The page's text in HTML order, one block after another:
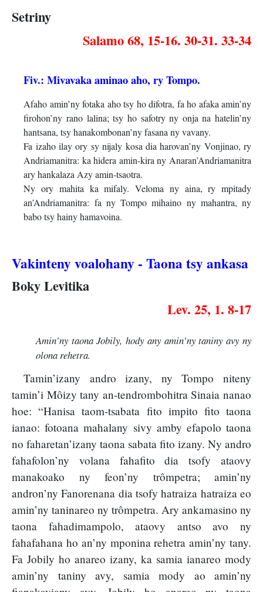
Setriny
Salamo 68, 15-16. 30-31. 33-34
Fiv.: Mivavaka aminao aho, ry Tompo.
Afaho amin’ny fotaka aho tsy ho difotra, fa ho afaka amin’ny
firohon’ny rano lalina; tsy ho safotry ny onja na hatelin’ny
hantsana, tsy hanakombonan’ny fasana ny vavany.
Fa izaho ilay ory sy nijaly kosa dia harovan’ny Vonjinao, ry
Andriamanitra: ka hidera amin-kira ny Anaran’Andriamanitra
ary hankalaza Azy amin-tsaotra.
Ny ory mahita ka mifaly. Veloma ny aina, ry mpitady
an’Andriamanitra: fa ny Tompo mihaino ny mahantra, ny
babo tsy hainy hamavoina.
Vakinteny voalohany - Taona tsy ankasa
Boky Levitika
Lev. 25, 1. 8-17
Amin’ny taona Jobily, hody any amin’ny taniny avy ny
olona rehetra.
Tamin’izany andro izany, ny Tompo niteny
tamin’i Môizy tany an-tendrombohitra Sinaia nanao
hoe: “Hanisa taom-tsabata fito impito fito taona
ianao: fotoana mahalany sivy amby efapolo taona
no faharetan’izany taona sabata fito izany. Ny andro
fahafolon’ny volana fahafito dia tsofy ataovy
manakoako ny feon’ny trômpetra; amin’ny
andron’ny Fanorenana dia tsofy hatraiza hatraiza eo
amin’ny taninareo ny trômpetra. Ary ankamasino ny
taona fahadimampolo, ataovy antso avo ny
fahafahana ho an’ny mponina rehetra amin’ny tany.
Fa Jobily ho anareo izany, ka samia ianareo mody
amin’ny taniny avy, samia mody ao amin’ny